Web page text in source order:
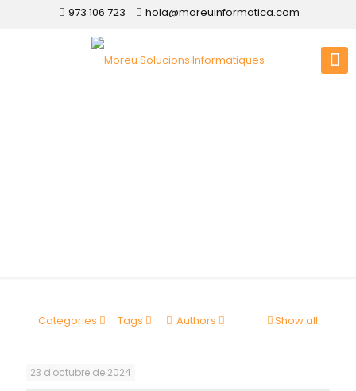
973 106 723 hola@moreuinformatica.com
Categories Tags Authors Show all
23 d'octubre de 2024